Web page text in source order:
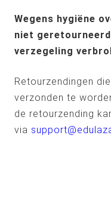
Wegens hygiëne
niet
verzegeling
Retourzendingen
verzonden te
de retourzending
via